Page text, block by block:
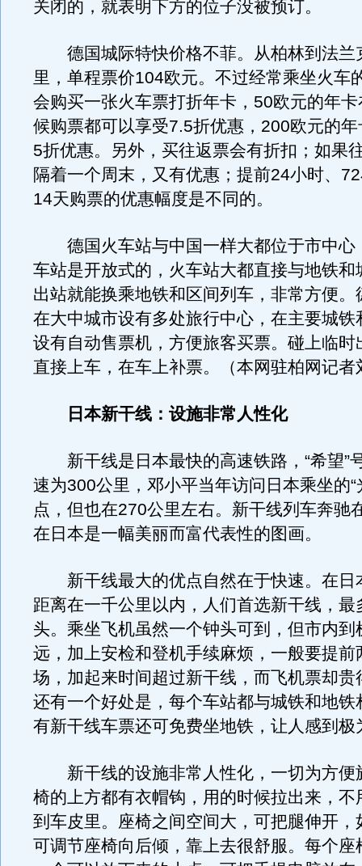
关闭的，就表明下方的位子没被预订。
德国城际特快价格不菲。从柏林到法兰
里，单程票价104欧元。不过经常乘坐火车
会购买一张火车票打折年卡，50欧元的年
候购票都可以享受7.5折优惠，200欧元的
5折优惠。另外，买往返票会有折扣；如果
隔着一个周末，又有优惠；提前24小时、
14天购票的优惠幅度是不同的。
德国火车站与中国一样大都位于市中心
车站是开放式的，火车站大都直接与地铁和
出站就能换乘地铁和区间列车，非常方便。
在大中城市设有多处旅行中心，在主要城铁
设有自动售票机，方便旅客买票。碰上临时
直接上车，在车上补票。（本网驻柏网记者
日本新干线：设施非常人性化
新干线是日本最快的高速铁路，“希望”
速为300公里，邓小平当年访问日本乘坐的“
点，但也在270公里左右。新干线列车奔驰
在日本是一幅美丽而富代表性的图画。
新干线最大的优点自然在于快速。在日
距离在一千公里以内，人们首选新干线，最
头。乘坐飞机虽然一个钟头可到，但市内到
远，加上安检和登机手续麻烦，一般要提前
场，加起来时间超过新干线，而飞机票却贵
还有一个好处是，每个车站都与城铁和地铁
有新干线车票还可免费坐地铁，让人感到极
新干线的设施非常人性化，一切为方便
椅的上方都有衣帽钩，用的时候拉出来，不
到车皮里。座椅之间空间大，可把腿伸开，
可调节座椅向后倾，靠上去很舒服。每个座